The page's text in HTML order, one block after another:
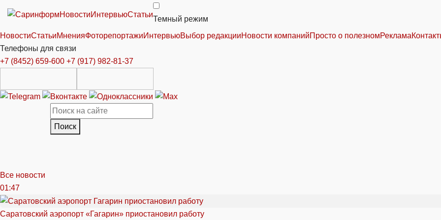
НовостиИнтервьюСтатьи
Темный режим
НовостиСтатьиМненияФоторепортажиИнтервьюВыбор редакцииНовости компанийПросто о полезномРеклама
Телефоны для связи
+7 (8452) 659-600 +7 (917) 982-81-37
Поиск
Все новости
01:47
Саратовский аэропорт «Гагарин» приостановил работу